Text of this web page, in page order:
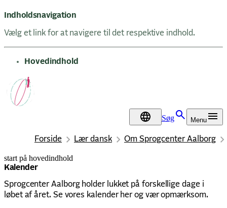
Indholdsnavigation
Vælg et link for at navigere til det respektive indhold.
gå til
Hovedindhold
DA Søg Menu
Forside Lær dansk Om Sprogcenter Aalborg
start på hovedindhold
Kalender
Sprogcenter Aalborg holder lukket på forskellige dage i
løbet af året. Se vores kalender her og vær opmærksom.
senest opdateret 25. juni 2026